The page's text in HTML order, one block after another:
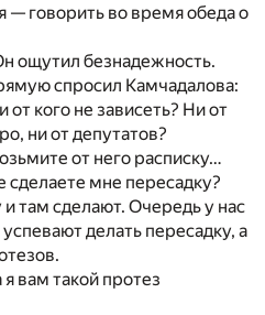
— говорить во время обеда о
ощутил безнадежность.
спросил Камчадалова:
кого не зависеть? Ни от
ни от депутатов?
от него расписку…
мне пересадку?
там сделают. Очередь у нас
делать пересадку, а
вам такой протез